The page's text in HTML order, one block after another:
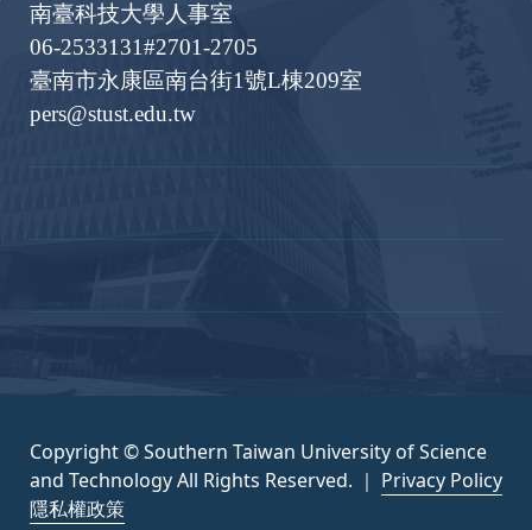
南臺科技大學人事室
06-2533131#2701-2705
臺南市永康區南台街1號L棟209室
pers@stust.edu.tw
Copyright © Southern Taiwan University of Science
and Technology All Rights Reserved. ｜ Privacy Policy
隱私權政策